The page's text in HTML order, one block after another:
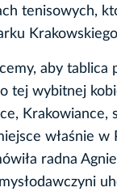
tenisowych,
aby tablica
tej wybitnej
Krakowiance,
właśnie w
radna